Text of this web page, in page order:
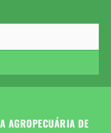
AGROPECUÁRIA DE